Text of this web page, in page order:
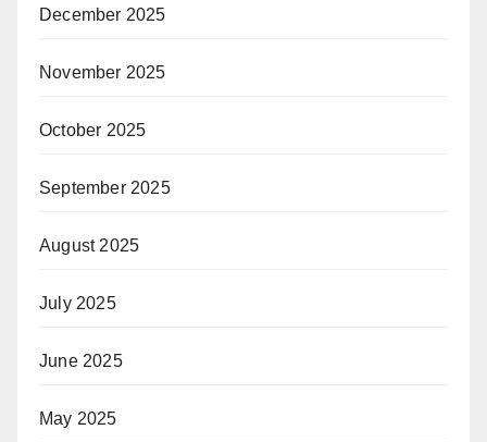
December 2025
November 2025
October 2025
September 2025
August 2025
July 2025
June 2025
May 2025